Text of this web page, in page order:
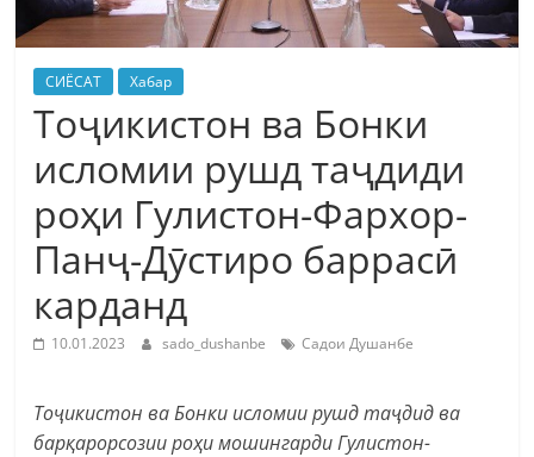
СИЁСАТ Хабар
Тоҷикистон ва Бонки
исломии рушд таҷдиди
роҳи Гулистон-Фархор-
Панҷ-Дӯстиро баррасӣ
карданд
10.01.2023 sado_dushanbe Садои Душанбе
Тоҷикистон ва Бонки исломии рушд таҷдид ва
барқарорсозии роҳи мошингарди Гулистон-